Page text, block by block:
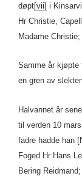
døpt[vii] i
Hr Christie,
Madame
Samme år kjøpte
en gren av
Halvannet år
til verden 10
fadre hadde han
Foged Hr Hans
Bering